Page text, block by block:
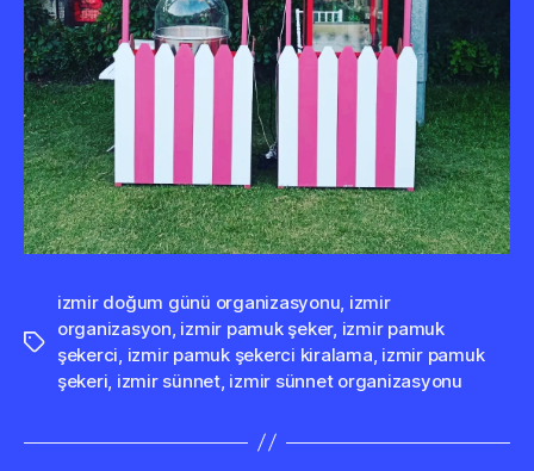
Etiketler
izmir doğum günü organizasyonu izmir
organizasyon izmir pamuk şeker, izmir pamuk
şekerci izmir pamuk şekerci kiralama izmir pamuk
şekeri izmir sünnet, izmir sünnet organizasyonu